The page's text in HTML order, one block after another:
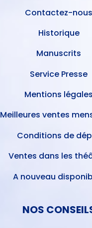
Contactez-nous
Historique
Manuscrits
Service Presse
Mentions légales
Meilleures ventes
Conditions de
Ventes dans les
A nouveau
NOS